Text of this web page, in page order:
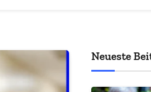
Neueste